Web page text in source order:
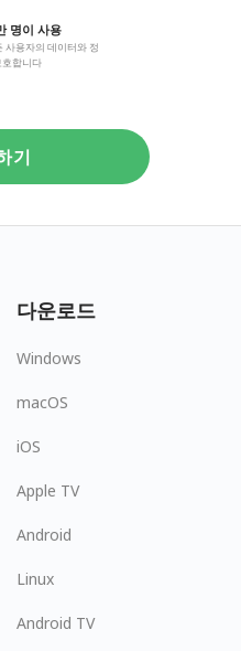
명이 사용
사용자의 데이터와 정
호합니다
기
다운로드
Windows
macOS
iOS
Apple TV
Android
Linux
Android TV